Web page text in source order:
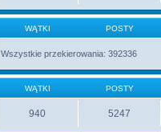
WĄTKI POSTY
Wszystkie przekierowania: 392336
WĄTKI POSTY
940 5247